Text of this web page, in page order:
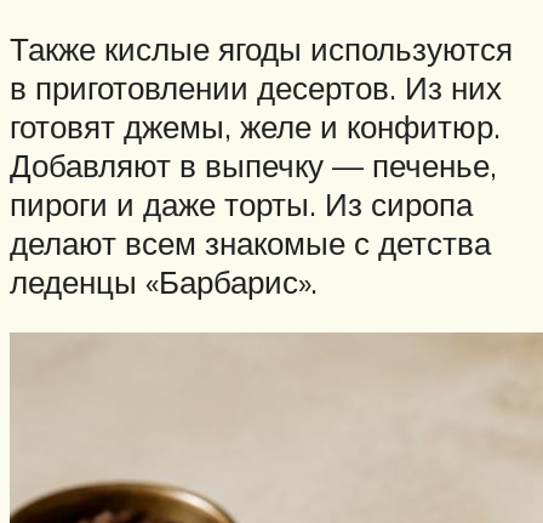
Также кислые ягоды используются
в приготовлении десертов. Из них
готовят джемы, желе и конфитюр.
Добавляют в выпечку — печенье,
пироги и даже торты. Из сиропа
делают всем знакомые с детства
леденцы «Барбарис».